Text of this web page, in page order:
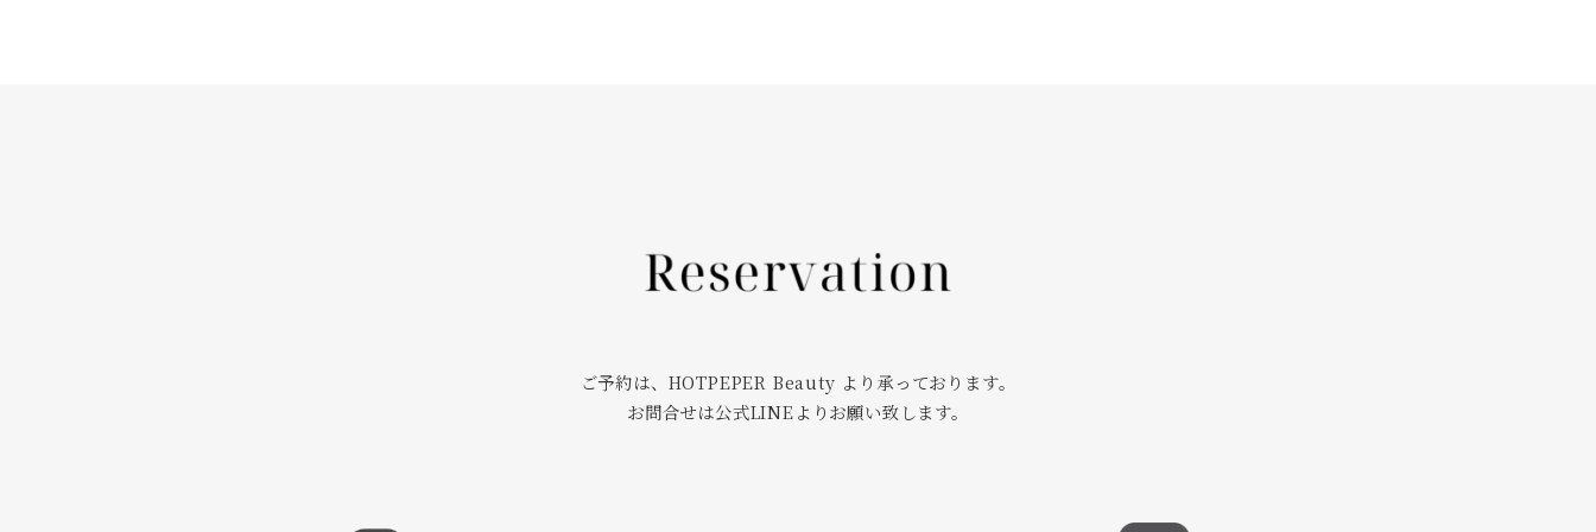
ご予約は、HOTPEPER Beauty より承っております。
お問合せは公式LINEよりお願い致します。